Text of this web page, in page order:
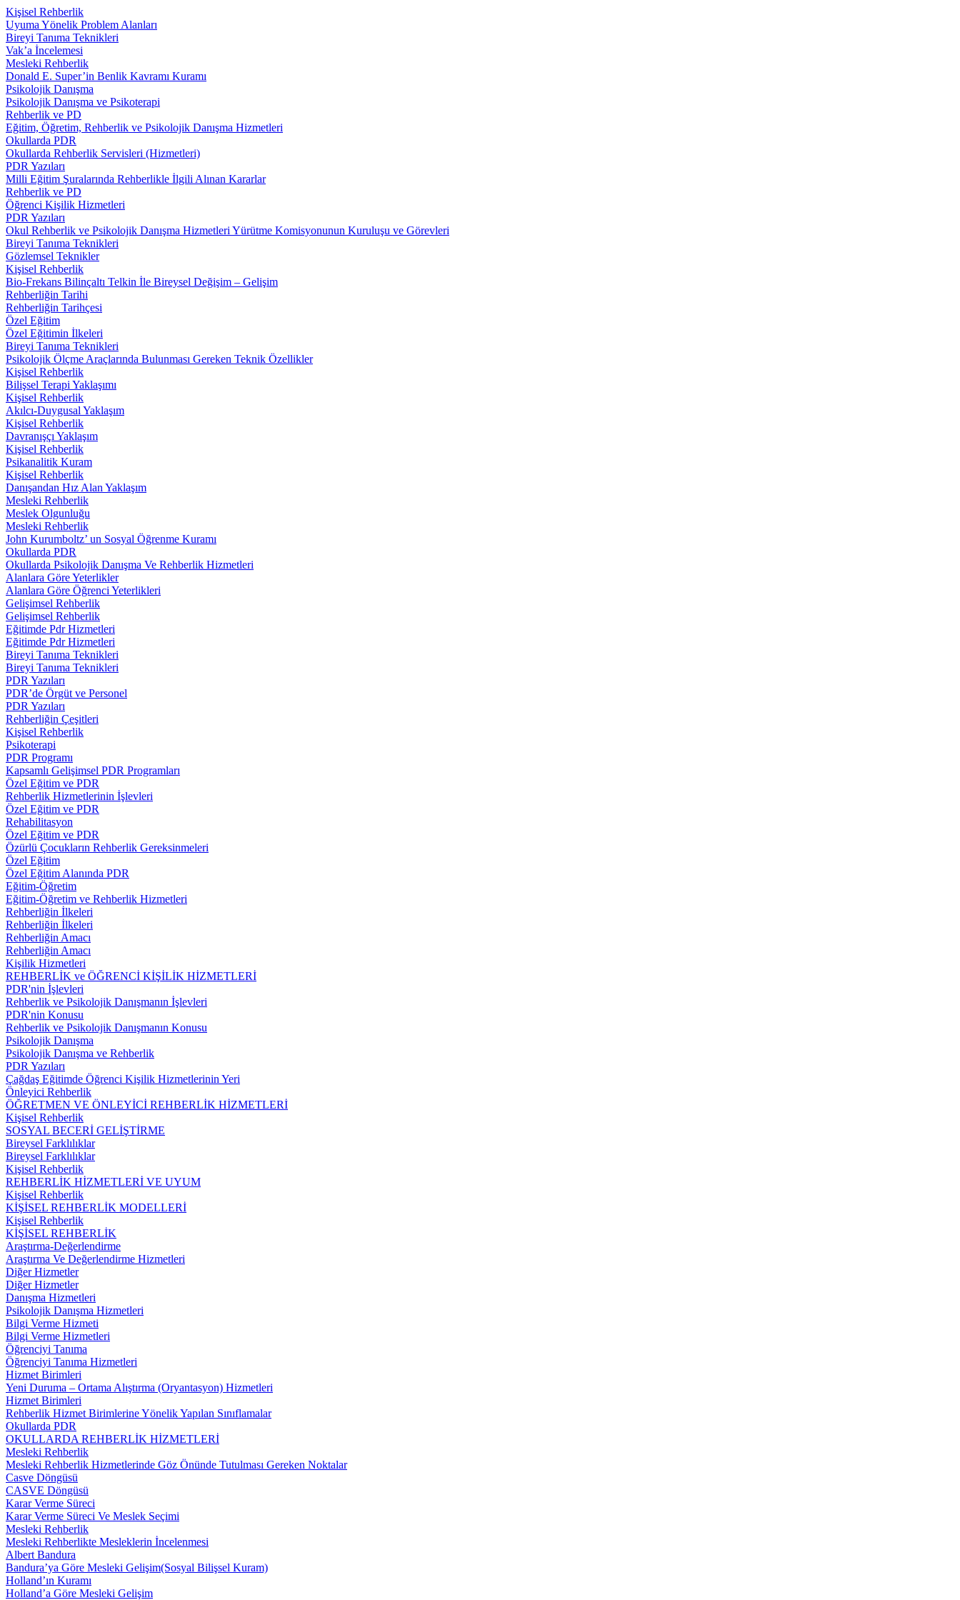
Kişisel Rehberlik
Uyuma Yönelik Problem Alanları
Bireyi Tanıma Teknikleri
Vak’a İncelemesi
Mesleki Rehberlik
Donald E. Super’in Benlik Kavramı Kuramı
Psikolojik Danışma
Psikolojik Danışma ve Psikoterapi
Rehberlik ve PD
Eğitim, Öğretim, Rehberlik ve Psikolojik Danışma Hizmetleri
Okullarda PDR
Okullarda Rehberlik Servisleri (Hizmetleri)
PDR Yazıları
Milli Eğitim Şuralarında Rehberlikle İlgili Alınan Kararlar
Rehberlik ve PD
Öğrenci Kişilik Hizmetleri
PDR Yazıları
Okul Rehberlik ve Psikolojik Danışma Hizmetleri Yürütme Komisyonunun Kuruluşu ve Görevleri
Bireyi Tanıma Teknikleri
Gözlemsel Teknikler
Kişisel Rehberlik
Bio-Frekans Bilinçaltı Telkin İle Bireysel Değişim – Gelişim
Rehberliğin Tarihi
Rehberliğin Tarihçesi
Özel Eğitim
Özel Eğitimin İlkeleri
Bireyi Tanıma Teknikleri
Psikolojik Ölçme Araçlarında Bulunması Gereken Teknik Özellikler
Kişisel Rehberlik
Bilişsel Terapi Yaklaşımı
Kişisel Rehberlik
Akılcı-Duygusal Yaklaşım
Kişisel Rehberlik
Davranışçı Yaklaşım
Kişisel Rehberlik
Psikanalitik Kuram
Kişisel Rehberlik
Danışandan Hız Alan Yaklaşım
Mesleki Rehberlik
Meslek Olgunluğu
Mesleki Rehberlik
John Kurumboltz’ un Sosyal Öğrenme Kuramı
Okullarda PDR
Okullarda Psikolojik Danışma Ve Rehberlik Hizmetleri
Alanlara Göre Yeterlikler
Alanlara Göre Öğrenci Yeterlikleri
Gelişimsel Rehberlik
Gelişimsel Rehberlik
Eğitimde Pdr Hizmetleri
Eğitimde Pdr Hizmetleri
Bireyi Tanıma Teknikleri
Bireyi Tanıma Teknikleri
PDR Yazıları
PDR’de Örgüt ve Personel
PDR Yazıları
Rehberliğin Çeşitleri
Kişisel Rehberlik
Psikoterapi
PDR Programı
Kapsamlı Gelişimsel PDR Programları
Özel Eğitim ve PDR
Rehberlik Hizmetlerinin İşlevleri
Özel Eğitim ve PDR
Rehabilitasyon
Özel Eğitim ve PDR
Özürlü Çocukların Rehberlik Gereksinmeleri
Özel Eğitim
Özel Eğitim Alanında PDR
Eğitim-Öğretim
Eğitim-Öğretim ve Rehberlik Hizmetleri
Rehberliğin İlkeleri
Rehberliğin İlkeleri
Rehberliğin Amacı
Rehberliğin Amacı
Kişilik Hizmetleri
REHBERLİK ve ÖĞRENCİ KİŞİLİK HİZMETLERİ
PDR'nin İşlevleri
Rehberlik ve Psikolojik Danışmanın İşlevleri
PDR'nin Konusu
Rehberlik ve Psikolojik Danışmanın Konusu
Psikolojik Danışma
Psikolojik Danışma ve Rehberlik
PDR Yazıları
Çağdaş Eğitimde Öğrenci Kişilik Hizmetlerinin Yeri
Önleyici Rehberlik
ÖĞRETMEN VE ÖNLEYİCİ REHBERLİK HİZMETLERİ
Kişisel Rehberlik
SOSYAL BECERİ GELİŞTİRME
Bireysel Farklılıklar
Bireysel Farklılıklar
Kişisel Rehberlik
REHBERLİK HİZMETLERİ VE UYUM
Kişisel Rehberlik
KİŞİSEL REHBERLİK MODELLERİ
Kişisel Rehberlik
KİŞİSEL REHBERLİK
Araştırma-Değerlendirme
Araştırma Ve Değerlendirme Hizmetleri
Diğer Hizmetler
Diğer Hizmetler
Danışma Hizmetleri
Psikolojik Danışma Hizmetleri
Bilgi Verme Hizmeti
Bilgi Verme Hizmetleri
Öğrenciyi Tanıma
Öğrenciyi Tanıma Hizmetleri
Hizmet Birimleri
Yeni Duruma – Ortama Alıştırma (Oryantasyon) Hizmetleri
Hizmet Birimleri
Rehberlik Hizmet Birimlerine Yönelik Yapılan Sınıflamalar
Okullarda PDR
OKULLARDA REHBERLİK HİZMETLERİ
Mesleki Rehberlik
Mesleki Rehberlik Hizmetlerinde Göz Önünde Tutulması Gereken Noktalar
Casve Döngüsü
CASVE Döngüsü
Karar Verme Süreci
Karar Verme Süreci Ve Meslek Seçimi
Mesleki Rehberlik
Mesleki Rehberlikte Mesleklerin İncelenmesi
Albert Bandura
Bandura’ya Göre Mesleki Gelişim(Sosyal Bilişsel Kuram)
Holland’ın Kuramı
Holland’a Göre Mesleki Gelişim